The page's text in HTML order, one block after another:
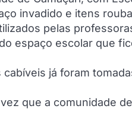
invadido e itens
pelas
espaço escolar que
já foram
que a comunidade